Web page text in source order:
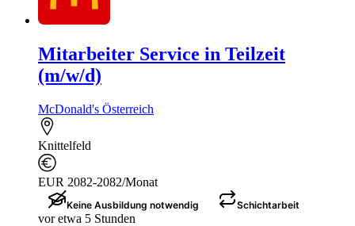
Mitarbeiter Service in Teilzeit
(m/w/d)
McDonald's Österreich
Knittelfeld
EUR 2082-2082/Monat
Keine Ausbildung notwendig Schichtarbeit
vor etwa 5 Stunden